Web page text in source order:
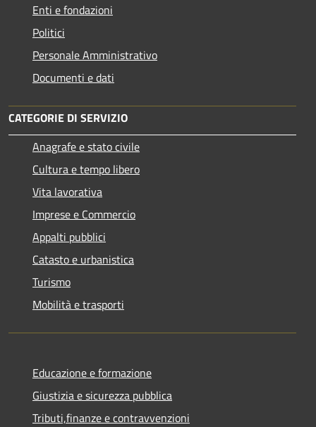
Enti e fondazioni
Politici
Personale Amministrativo
Documenti e dati
CATEGORIE DI SERVIZIO
Anagrafe e stato civile
Cultura e tempo libero
Vita lavorativa
Imprese e Commercio
Appalti pubblici
Catasto e urbanistica
Turismo
Mobilità e trasporti
Educazione e formazione
Giustizia e sicurezza pubblica
Tributi,finanze e contravvenzioni